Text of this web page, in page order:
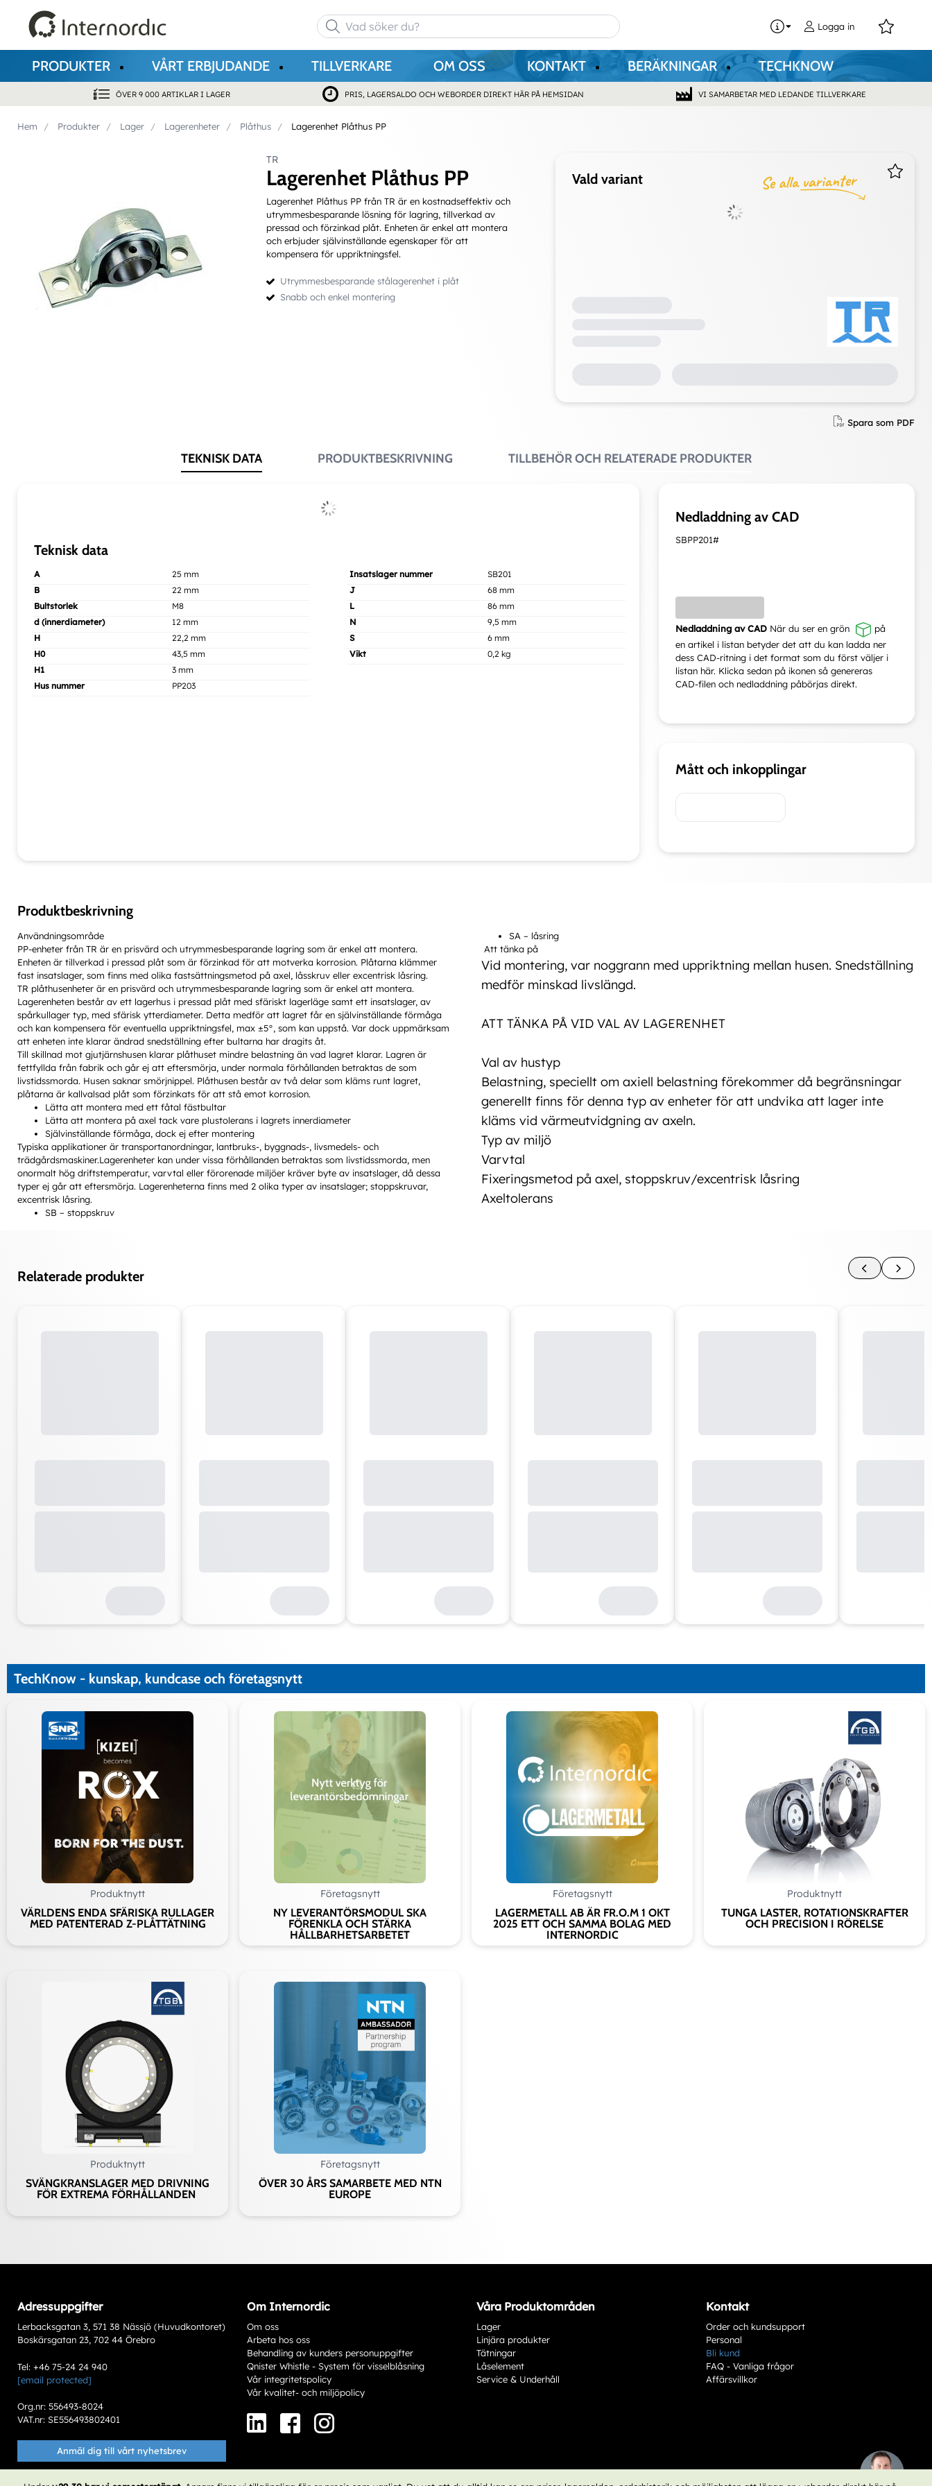
Logga in
PRODUKTER VÅRT ERBJUDANDE TILLVERKARE OM OSS KONTAKT BERÄKNINGAR TECHKNOW
ÖVER 9 000 ARTIKLAR I LAGER PRIS, LAGERSALDO OCH WEBORDER DIREKT HÄR PÅ HEMSIDAN VI SAMARBETAR MED LEDANDE TILLVERKARE
Hem Produkter Lager Lagerenheter Plåthus Lagerenhet Plåthus PP
TR
Lagerenhet Plåthus PP
Lagerenhet Plåthus PP från TR är en kostnadseffektiv och
utrymmesbesparande lösning för lagring, tillverkad av
pressad och förzinkad plåt. Enheten är enkel att montera
och erbjuder självinställande egenskaper för att
kompensera för uppriktningsfel.
Utrymmesbesparande stålagerenhet i plåt
Snabb och enkel montering
Vald variant
Spara som PDF
TEKNISK DATA PRODUKTBESKRIVNING TILLBEHÖR OCH RELATERADE PRODUKTER
Teknisk data
A
25 mm
B
22 mm
Bultstorlek
M8
d (innerdiameter)
12 mm
H
22,2 mm
H0
43,5 mm
H1
3 mm
Hus nummer
PP203
Insatslager nummer
SB201
J
68 mm
L
86 mm
N
9,5 mm
S
6 mm
Vikt
0,2 kg
Nedladdning av CAD
SBPP201#
Nedladdning av CAD När du ser en grön
på
en artikel i listan betyder det att du kan ladda ner
dess CAD-ritning i det format som du först väljer i
listan här. Klicka sedan på ikonen så genereras
CAD-filen och nedladdning påbörjas direkt.
Mått och inkopplingar
Produktbeskrivning
Användningsområde
PP-enheter från TR är en prisvärd och utrymmesbesparande lagring som är enkel att montera.
Enheten är tillverkad i pressad plåt som är förzinkad för att motverka korrosion. Plåtarna klämmer
fast insatslager, som finns med olika fastsättningsmetod på axel, låsskruv eller excentrisk låsring.
TR plåthusenheter är en prisvärd och utrymmesbesparande lagring som är enkel att montera.
Lagerenheten består av ett lagerhus i pressad plåt med sfäriskt lagerläge samt ett insatslager, av
spårkullager typ, med sfärisk ytterdiameter. Detta medför att lagret får en självinställande förmåga
och kan kompensera för eventuella uppriktningsfel, max ±5°, som kan uppstå. Var dock uppmärksam
att enheten inte klarar ändrad snedställning efter bultarna har dragits åt.
Till skillnad mot gjutjärnshusen klarar plåthuset mindre belastning än vad lagret klarar. Lagren är
fettfyllda från fabrik och går ej att eftersmörja, under normala förhållanden betraktas de som
livstidssmorda. Husen saknar smörjnippel. Plåthusen består av två delar som kläms runt lagret,
plåtarna är kallvalsad plåt som förzinkats för att stå emot korrosion.
Lätta att montera med ett fåtal fästbultar
Lätta att montera på axel tack vare plustolerans i lagrets innerdiameter
Självinställande förmåga, dock ej efter montering
Typiska applikationer är transportanordningar, lantbruks-, byggnads-, livsmedels- och
trädgårdsmaskiner.Lagerenheter kan under vissa förhållanden betraktas som livstidssmorda, men
onormalt hög driftstemperatur, varvtal eller förorenade miljöer kräver byte av insatslager, då dessa
typer ej går att eftersmörja. Lagerenheterna finns med 2 olika typer av insatslager; stoppskruvar,
excentrisk låsring.
SB – stoppskruv
SA – låsring
Att tänka på
Vid montering, var noggrann med uppriktning mellan husen. Snedställning
medför minskad livslängd.
ATT TÄNKA PÅ VID VAL AV LAGERENHET
Val av hustyp
Belastning, speciellt om axiell belastning förekommer då begränsningar
generellt finns för denna typ av enheter för att undvika att lager inte
kläms vid värmeutvidgning av axeln.
Typ av miljö
Varvtal
Fixeringsmetod på axel, stoppskruv/excentrisk låsring
Axeltolerans
Relaterade produkter
Add to existing cart row Add as new cart row
TechKnow - kunskap, kundcase och företagsnytt
Produktnytt
VÄRLDENS ENDA SFÄRISKA RULLAGER
MED PATENTERAD Z-PLÅTTÄTNING
Företagsnytt
NY LEVERANTÖRSMODUL SKA
FÖRENKLA OCH STÄRKA
HÅLLBARHETSARBETET
Företagsnytt
LAGERMETALL AB ÄR FR.O.M 1 OKT
2025 ETT OCH SAMMA BOLAG MED
INTERNORDIC
Produktnytt
TUNGA LASTER, ROTATIONSKRAFTER
OCH PRECISION I RÖRELSE
Produktnytt
SVÄNGKRANSLAGER MED DRIVNING
FÖR EXTREMA FÖRHÅLLANDEN
Företagsnytt
ÖVER 30 ÅRS SAMARBETE MED NTN
EUROPE
Adressuppgifter
Lerbacksgatan 3, 571 38 Nässjö (Huvudkontoret)
Boskärsgatan 23, 702 44 Örebro
Tel: +46 75-24 24 940
[email protected]
Org.nr: 556493-8024
VAT.nr: SE556493802401
Anmäl dig till vårt nyhetsbrev
Om Internordic
Om oss
Arbeta hos oss
Behandling av kunders personuppgifter
Qnister Whistle - System för visselblåsning
Vår integritetspolicy
Vår kvalitet- och miljöpolicy
Våra Produktområden
Lager
Linjära produkter
Tätningar
Låselement
Service & Underhåll
Kontakt
Order och kundsupport
Personal
Bli kund
FAQ - Vanliga frågor
Affärsvillkor